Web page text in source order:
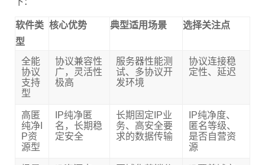
软件类
型
核心优势 典型适用场景 选择关注点
全能
协议
支持
型
协议兼容性
广，灵活性
极高
服务器性能测
试、多协议开
发环境
协议连接稳
定性、延迟
高匿
纯净I
P资
源型
IP纯净匿
名，长期稳
定安全
长期固定IP业
务、高安全要
求的数据传输
IP纯净度、
匿名等级、
是否自营资
源